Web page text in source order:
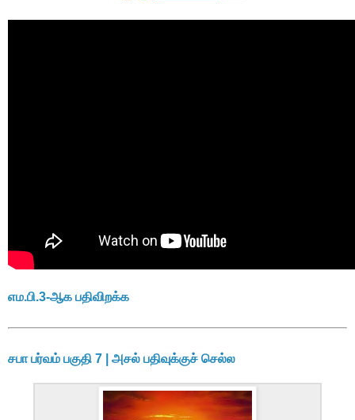
எம.பி.3-ஆக பதிவிறக்க
சபா பர்வம் பகுதி 7 | அசல் பதிவுக்குச் செல்ல